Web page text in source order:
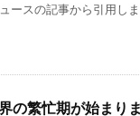
ースの記事から引用し
の繁忙期が始まり